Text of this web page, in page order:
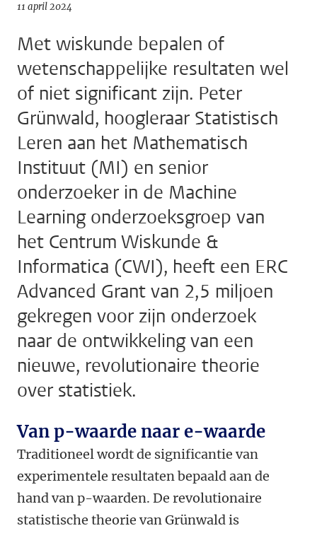
11 april 2024
Met wiskunde bepalen of
wetenschappelijke resultaten wel
of niet significant zijn. Peter
Grünwald, hoogleraar Statistisch
Leren aan het Mathematisch
Instituut (MI) en senior
onderzoeker in de Machine
Learning onderzoeksgroep van
het Centrum Wiskunde &
Informatica (CWI), heeft een ERC
Advanced Grant van 2,5 miljoen
gekregen voor zijn onderzoek
naar de ontwikkeling van een
nieuwe, revolutionaire theorie
over statistiek.
Van p-waarde naar e-waarde
Traditioneel wordt de significantie van
experimentele resultaten bepaald aan de
hand van p-waarden. De revolutionaire
statistische theorie van Grünwald is